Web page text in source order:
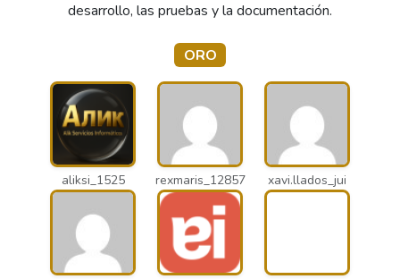
desarrollo, las pruebas y la documentación.
ORO
aliksi_1525 rexmaris_12857 xavi.llados_jui